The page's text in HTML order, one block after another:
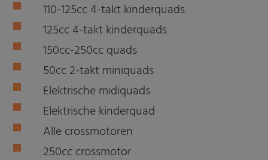
110-125cc 4-takt kinderquads
125cc 4-takt kinderquads
150cc-250cc quads
50cc 2-takt miniquads
Elektrische midiquads
Elektrische kinderquad
Alle crossmotoren
250cc crossmotor